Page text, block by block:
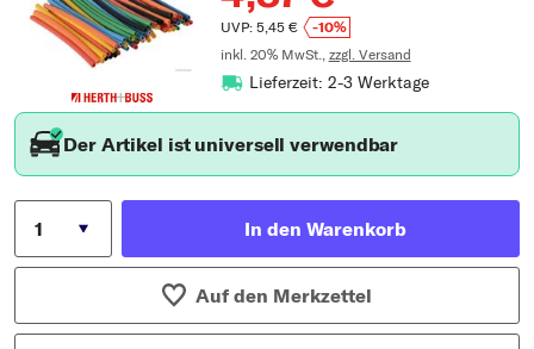
UVP: 5,45 €
-10%
inkl. 20% MwSt., zzgl. Versand
Lieferzeit: 2-3 Werktage
Der Artikel ist universell verwendbar
In den Warenkorb
Auf den Merkzettel